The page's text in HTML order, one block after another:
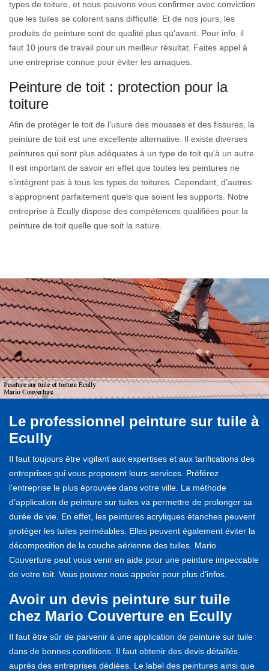
types de toiture, et nous pouvons vous confirmer avec conviction
que les tuiles se colorent sans difficulté. Et de nos jours, les
produits de peinture sont de qualité plus qu’avant. Pour info, il
faut 10 jours de travail pour un meilleur résultat. Faites appel à
une entreprise connue pour éviter les arnaques.
Peinture de toit : protection pour la
toiture
Afin de protéger le toit de l’usure des mousses et des fissures, la
peinture de toit est une excellente alternative. Il existe diverses
peintures qui sont plus adéquates à un type de toit qu'à un autre.
Il est important de savoir en effet que toutes les peintures ne
s’intègrent pas à tous les types de toitures. Cependant, d’autres
s’approprient parfaitement quels que soient les supports. Notre
entreprise à Ecully dispose des compétences qualifiées pour la
peinture de toit quelle que soit la nature.
Le professionnel peinture sur tuile à
Ecully
Il faut toujours être vigilant aux expertises et aux tarifications des
entreprises qui vous proposent leurs services. Préférez
l’entreprise le plus éprouvée dans votre ville. La méthode
d’application de peinture sur tuiles va permettre de prolonger sa
durée de vie. En effet, les peintures acryliques étanches peuvent
protéger les tuiles perméables. Elles peuvent également éviter la
décomposition de la couche aérienne des tuiles. Mario
Couverture peut vous venir en aide pour une peinture impeccable
de votre toit. Vous pouvez nous appeler pour plus d’infos.
Avoir un devis peinture sur tuile
chez Mario Couverture en Ecully
Il faut être sûr de parvenir à une application de peinture sur tuile
dans de bonnes conditions. Il faut obtenir des devis détaillés
auprès des entreprises dédiées. Le label des peintures ainsi que